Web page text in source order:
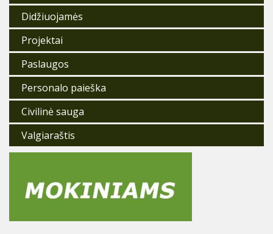
Didžiuojamės
Projektai
Paslaugos
Personalo paieška
Civilinė sauga
Valgiaraštis